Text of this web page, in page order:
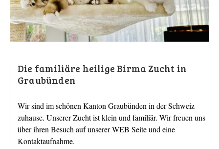
Die familiäre heilige Birma Zucht in
Graubünden
Wir sind im schönen Kanton Graubünden in der Schweiz
zuhause. Unserer Zucht ist klein und familiär. Wir freuen uns
über ihren Besuch auf unserer WEB Seite und eine
Kontaktaufnahme.